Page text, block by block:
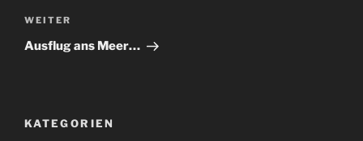
Nächster
Beitrag
WEITER
Ausflug ans Meer…
KATEGORIEN